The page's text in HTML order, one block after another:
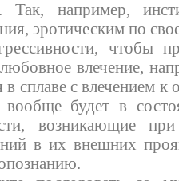
Так, например,
эротическим по
чтобы
влечение,
в сплаве с влечением
будет в
возникающие
в их внешних